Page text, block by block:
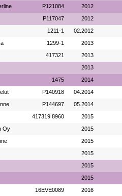
P121084 2012
P117047 2012
1211-1 02.2012
1299-1 2013
417321 2013
2013
1475 2014
P140918 04.2014
P144697 05.2014
417319 8960 2015
Oy 2015
2015
2015
2015
2015
16EVE0089 2016